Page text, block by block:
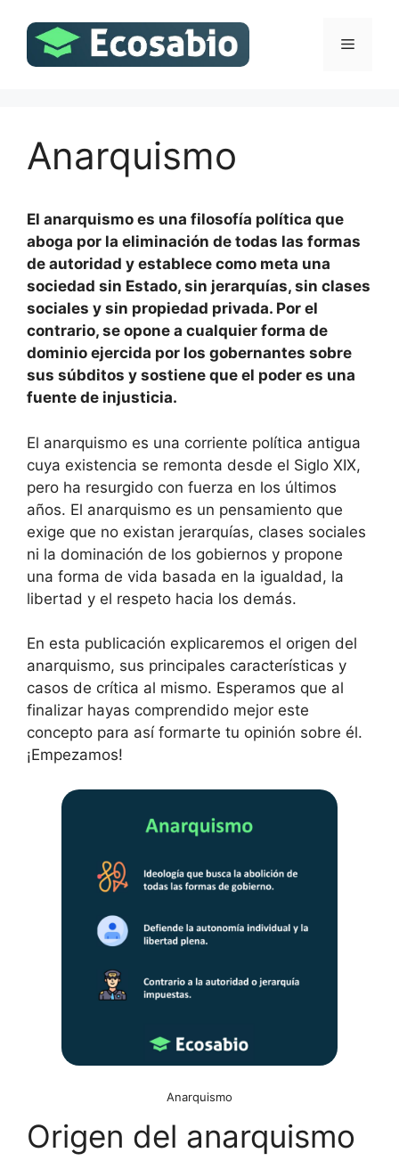
contenido
Menú
Anarquismo
El anarquismo es una filosofía política que
aboga por la eliminación de todas las formas
de autoridad y establece como meta una
sociedad sin Estado, sin jerarquías, sin clases
sociales y sin propiedad privada. Por el
contrario, se opone a cualquier forma de
dominio ejercida por los gobernantes sobre
sus súbditos y sostiene que el poder es una
fuente de injusticia.
El anarquismo es una corriente política antigua
cuya existencia se remonta desde el Siglo XIX,
pero ha resurgido con fuerza en los últimos
años. El anarquismo es un pensamiento que
exige que no existan jerarquías, clases sociales
ni la dominación de los gobiernos y propone
una forma de vida basada en la igualdad, la
libertad y el respeto hacia los demás.
En esta publicación explicaremos el origen del
anarquismo, sus principales características y
casos de crítica al mismo. Esperamos que al
finalizar hayas comprendido mejor este
concepto para así formarte tu opinión sobre él.
¡Empezamos!
Anarquismo
Origen del anarquismo